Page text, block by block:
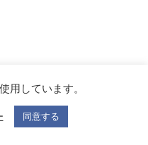
用しています。
同意する